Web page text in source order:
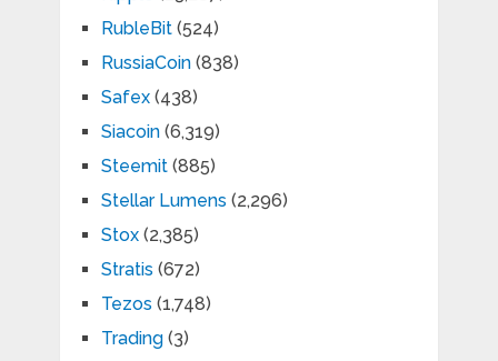
RubleBit(524)
RussiaCoin(838)
Safex(438)
Siacoin(6,319)
Steemit(885)
Stellar Lumens (2,296)
Stox(2,385)
Stratis (672)
Tezos (1,748)
Trading(3)